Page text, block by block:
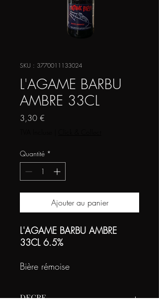
SKU : 3770011133024
L'AGAME BARBU
AMBRE 33CL
3,30 €
Quantité *
Ajouter au panier
L'AGAME BARBU AMBRE
33CL 6.5%
Bière rémoise
DEGRE